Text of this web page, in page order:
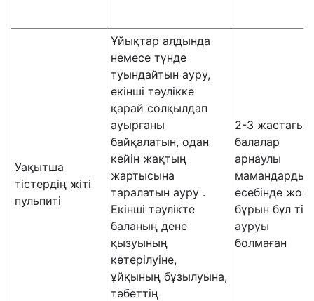
Уақытша
тістердің жіті
пульпиті
Ұйықтар алдында
немесе түнде
туындайтын ауру,
екінші тәулікке
қарай солқылдап
ауырғаны
байқалатын, одан
кейін жақтың
жартысына
таралатын ауру .
Екінші тәулікте
баланың дене
қызуының
көтерілуіне,
ұйқының бұзылуына,
тәбеттің
2-3 жастағы
балалар
арнаулы
мамандардың
есебінде жоқ,
бұрын бұл тіс
ауруы
болмаған